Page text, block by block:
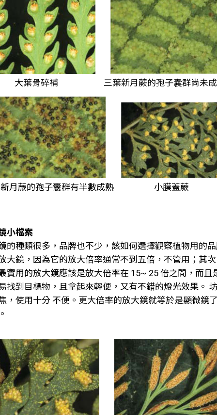
大葉骨碎補 三葉新月蕨的孢子囊群尚未
月蕨的孢子囊群有半數成熟
小膜蓋蕨
小檔案
的種類很多，品牌也不少，該如何選擇觀察植物用的
大鏡，因為它的放大倍率通常不到五倍，不管用；其
實用的放大鏡應該是放大倍率在 15~ 25 倍之間，而
找到目標物，且拿起來輕便，又有不錯的燈光效果。
，使用十分 不便。更大倍率的放大鏡就等於是顯微鏡